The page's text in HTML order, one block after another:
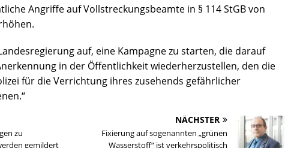
Angriffe auf Vollstreckungsbeamte in § 114 StGB von
auf, eine Kampagne zu starten, die darauf
in der Öffentlichkeit wiederherzustellen, den die
für die Verrichtung ihres zusehends gefährlicher
zu
gemildert
NÄCHSTER
Fixierung auf sogenannten „grünen
Wasserstoff“ ist verkehrspolitisch